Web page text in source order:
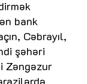
bank
Cəbrayıl,
şəhəri
Zəngəzur